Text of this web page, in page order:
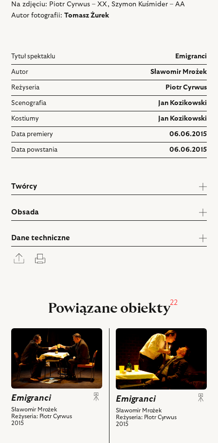
Na zdjęciu: Piotr Cyrwus – XX, Szymon Kuśmider – AA
Autor fotografii:Tomasz Żurek
Tytuł spektaklu Emigranci
Autor Sławomir Mrożek
Reżyseria Piotr Cyrwus
Scenografia Jan Kozikowski
Kostiumy Jan Kozikowski
Data premiery 06.06.2015
Data powstania 06.06.2015
Twórcy
Obsada
Dane techniczne
Rozwiń
panel
Powiązane obiekty22
przejdź
obiektu
Emigranci,
Na
zdjęciu:
Piotr
Cyrwus
–
Emigranci
Sławomir Mrożek
Reżyseria: Piotr Cyrwus
2015
przejdź
obiektu
Emigranci,
Na
zdjęciu:
Piotr
Cyrwus
–
Emigranci
Sławomir Mrożek
Reżyseria: Piotr Cyrwus
2015